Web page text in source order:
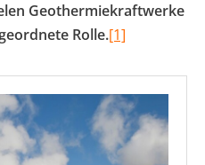
Geothermiekraftwerke
Rolle.[1]